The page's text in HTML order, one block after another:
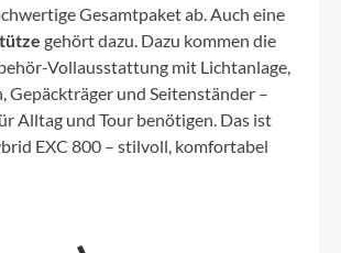
Gesamtpaket ab. Auch eine
gehört dazu. Dazu kommen die
Vollausstattung mit Lichtanlage,
Gepäckträger und Seitenständer –
Alltag und Tour benötigen. Das ist
EXC 800 – stilvoll, komfortabel